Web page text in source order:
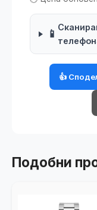
📱
👍
Подобни